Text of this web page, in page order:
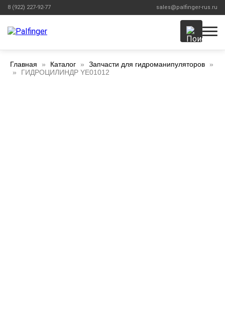
8 (922) 227-92-77 sales@palfinger-rus.ru
Главная Каталог
Запчасти для гидроманипуляторов
ГИДРОЦИЛИНДР YE01012